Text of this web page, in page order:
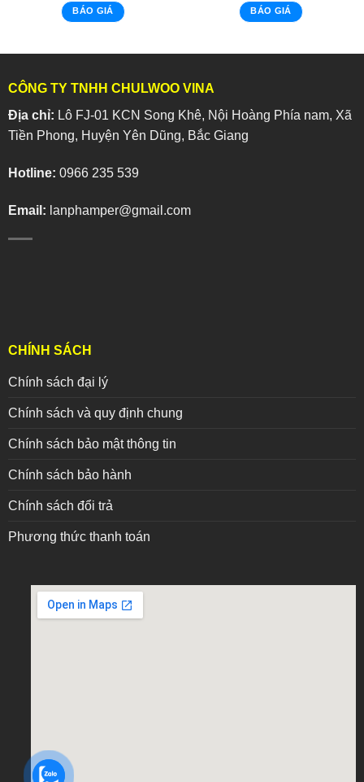
BÁO GIÁ BÁO GIÁ
CÔNG TY TNHH CHULWOO VINA
Địa chỉ: Lô FJ-01 KCN Song Khê, Nội Hoàng Phía nam, Xã
Tiền Phong, Huyện Yên Dũng, Bắc Giang
Hotline: 0966 235 539
Email: lanphamper@gmail.com
CHÍNH SÁCH
Chính sách đại lý
Chính sách và quy định chung
Chính sách bảo mật thông tin
Chính sách bảo hành
Chính sách đổi trả
Phương thức thanh toán